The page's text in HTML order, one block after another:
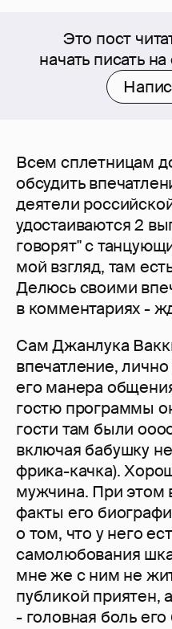
Это пост
начать писать
Всем сплетницам
обсудить
деятели
удостаиваются 2
говорят" с
мой взгляд, там
Делюсь своими
в комментариях -
Сам Джанлука
впечатление,
его манера
гостю программы
гости там были
включая бабушку
фрика-качка).
мужчина. При этом
факты его
о том, что у него
самолюбования
мне же с ним не
публикой приятен,
- головная боль его